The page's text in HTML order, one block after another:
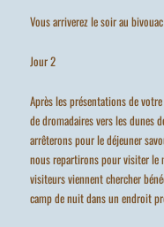
Vous arriverez le soir au
Jour 2
Après les présentations de
de dromadaires vers les dunes
arrêterons pour le déjeuner
nous repartirons pour visiter le
visiteurs viennent chercher
camp de nuit dans un endroit